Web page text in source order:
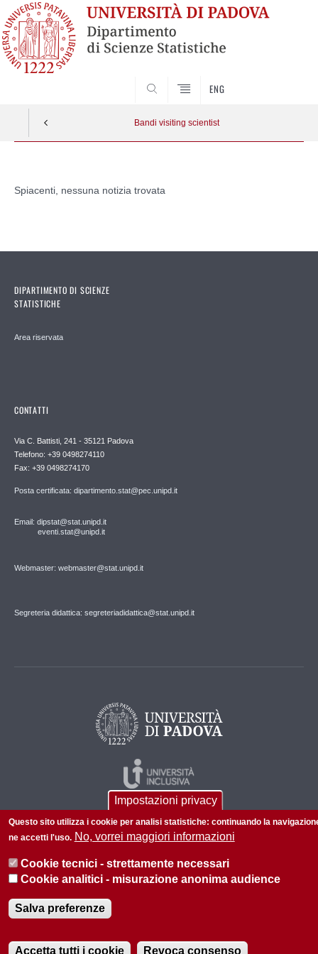
ENG
Bandi visiting scientist
contenuto
Spiacenti, nessuna notizia trovata
DIPARTIMENTO DI SCIENZE
STATISTICHE
Area riservata
CONTATTI
Via C. Battisti, 241 - 35121 Padova
Telefono: +39 0498274110
Fax: +39 0498274170
Posta certificata: dipartimento.stat@pec.unipd.it
Email: dipstat@stat.unipd.it
eventi.stat@unipd.it
Webmaster: webmaster@stat.unipd.it
Segreteria didattica: segreteriadidattica@stat.unipd.it
© 2026 Università di Padova - Tutti i diritti riservati
P.I. 00742430283 C.F. 80006480281
Impostazioni privacy
Questo sito utilizza i cookie per analisi statistiche: continuando la
ne accetti l'uso. No, vorrei maggiori informazioni
Cookie tecnici - strettamente necessari
Cookie analitici - misurazione anonima audience
Salva preferenze
Accetta tutti i cookie Revoca consenso